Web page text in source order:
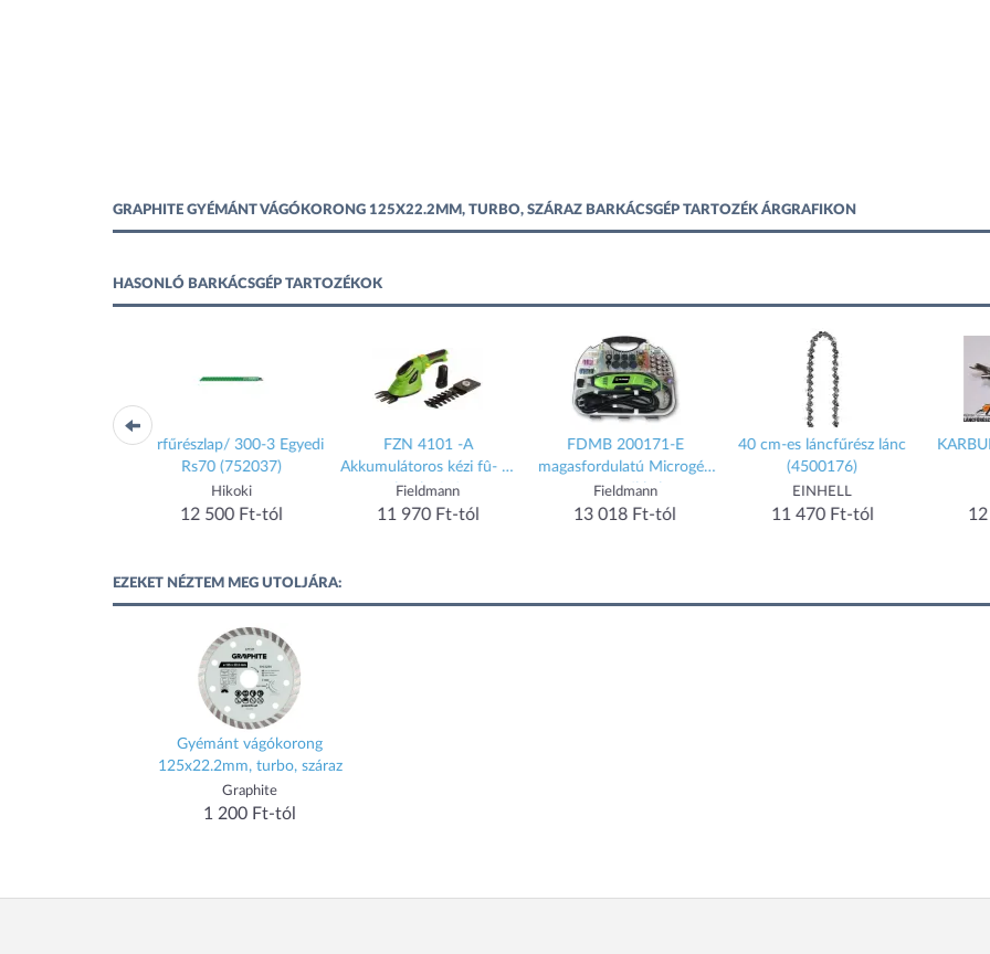
GRAPHITE GYÉMÁNT VÁGÓKORONG 125X22.2MM, TURBO, SZÁRAZ BARKÁCSGÉP TARTOZÉK ÁRGRAFIKON
HASONLÓ BARKÁCSGÉP TARTOZÉKOK
FZN 4101 -A
Akkumulátoros kézi fû- és
11 970 Ft-tól
FDMB 200171-E
magasfordulatú Microgép
13 018 Ft-tól
40 cm-es láncfűrész lánc
(4500176)
11 470 Ft-tól
KARBURÁTOR HONDA
GX100
12 990 Ft-tól
Vízmérték 2,5m 2
11 090 Ft-tól
EZEKET NÉZTEM MEG UTOLJÁRA:
Gyémánt vágókorong
125x22.2mm, turbo, száraz
Graphite
1 200 Ft-tól